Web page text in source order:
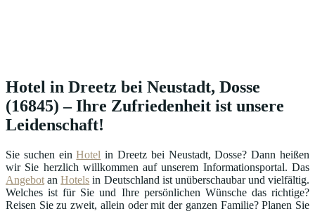
Hotel in Dreetz bei Neustadt, Dosse
(16845) – Ihre Zufriedenheit ist unsere
Leidenschaft!
Sie suchen einHotel in Dreetz bei Neustadt, Dosse? Dann heißen
wir Sie herzlich willkommen auf unserem Informationsportal. Das
Angebot anHotels in Deutschland ist unüberschaubar und vielfältig.
Welches ist für Sie und Ihre persönlichen Wünsche das richtige?
Reisen Sie zu zweit, allein oder mit der ganzen Familie? Planen Sie